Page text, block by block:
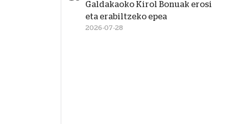
Galdakaoko Kirol Bonuak erosi
eta erabiltzeko epea
2026-07-28